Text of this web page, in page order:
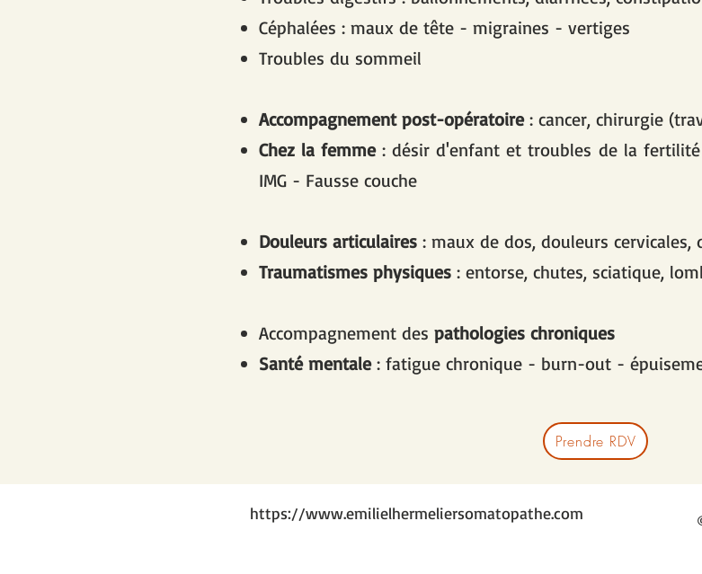
Céphalées : maux de tête - migraines - vertiges
Troubles du sommeil
Accompagnement post-opératoire : cancer, chirurgie
Chez la femme: désir d'enfant et troubles de la
IMG - Fausse couche
Douleurs articulaires : maux de dos, douleurs cervicales,
Traumatismes physiques : entorse, chutes, sciatique,
Accompagnement des pathologies chroniques
Santé mentale: fatigue chronique - burn-out -
Prendre RDV
https://www.emilielhermeliersomatopathe.com